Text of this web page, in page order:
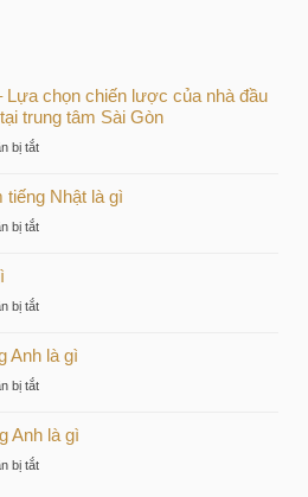
Lựa chọn chiến lược của nhà đầu
trung tâm Sài Gòn
bị tắtở
by
chiến
của
nhà
tư
tiếng Nhật là gì
bị tắtở
gì
bị tắtở
là
Anh là gì
bị tắtở
dịch
Anh là gì
bị tắtở